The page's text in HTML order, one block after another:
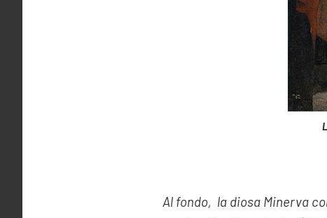
Al fondo, la diosa Minerva